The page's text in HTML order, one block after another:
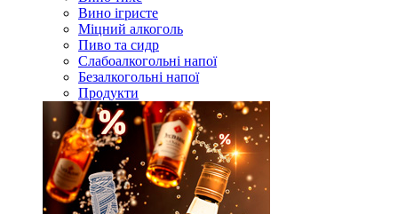
Вино ігристе
Міцний алкоголь
Пиво та сидр
Слабоалкогольні напої
Безалкогольні напої
Продукти